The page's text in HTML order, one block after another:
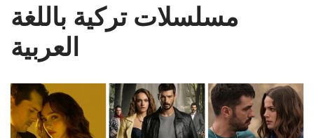
مسلسلات تركية باللغة
العربية